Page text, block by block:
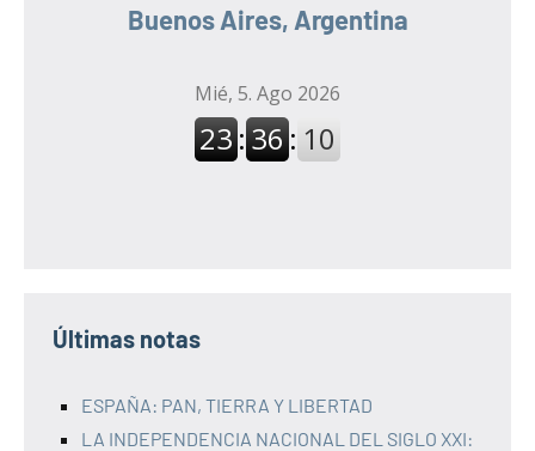
Buenos Aires, Argentina
Últimas notas
ESPAÑA: PAN, TIERRA Y LIBERTAD
LA INDEPENDENCIA NACIONAL DEL SIGLO XXI: